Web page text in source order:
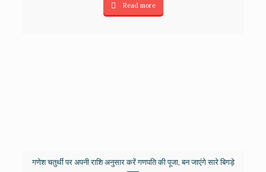
Read more
गणेश चतुर्थी पर अपनी राशि अनुसार करें गणपति की पूजा, बन जाएंगे सारे बिगड़े